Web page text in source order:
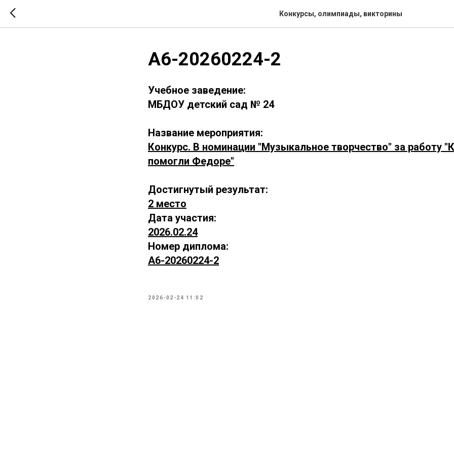
Конкурсы, олимпиады, викторины
А6-20260224-2
Учебное заведение:
МБДОУ детский сад № 24
Название мероприятия:
Конкурс. В номинации "Музыкальное творчество" за работу
помогли Федоре"
Достигнутый результат:
2 место
Дата участия:
2026.02.24
Номер диплома:
А6-20260224-2
2026-02-24 11:02